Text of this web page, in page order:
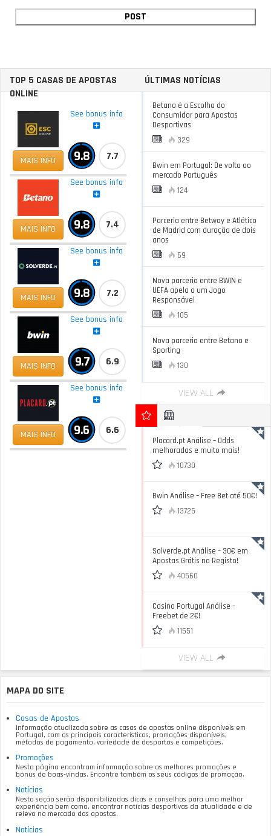
TOP 5 CASAS DE APOSTAS
ONLINE
MAIS INFO
See bonus info
9.8 7.7
MAIS INFO
See bonus info
9.8 7.4
MAIS INFO
See bonus info
9.8 7.2
MAIS INFO
See bonus info
9.7 6.9
MAIS INFO
See bonus info
9.6 6.6
ÚLTIMAS NOTÍCIAS
Betano é a Escolha do
Consumidor para Apostas
Desportivas
329
Bwin em Portugal: De volta ao
mercado Português
124
Parceria entre Betway e Atlético
de Madrid com duração de dois
anos
69
Nova parceria entre BWIN e
UEFA apela a um Jogo
Responsável
105
Nova parceria entre Betano e
Sporting
130
VIEW ALL
Placard.pt Análise – Odds
melhoradas e muito mais!
10730
Bwin Análise – Free Bet até 50€!
13725
Solverde.pt Análise – 30€ em
Apostas Grátis no Registo!
40560
Casino Portugal Análise –
Freebet de 2€!
11551
VIEW ALL
MAPA DO SITE
Casas de Apostas
Informação atualizada sobre as casas de apostas online disponíveis em
Portugal, com as principais características, promoções disponíveis,
métodos de pagamento, variedade de desportos e competições.
Promoções
Nesta página encontram informação sobre as melhores promoções e
bónus de boas-vindas. Encontre também os seus códigos de promoção.
Notícias
Nesta seção serão disponibilizadas dicas e conselhos para uma melhor
experiência bem como, encontrar notícias desportivas da atualidade e de
relevo no mercado das apostas.
Notícias